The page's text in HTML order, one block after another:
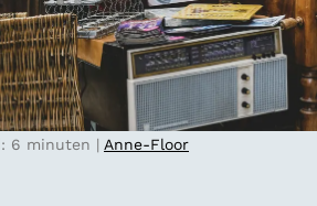
6 minuten | Anne-Floor